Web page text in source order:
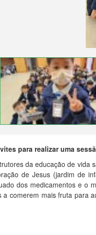
para realizar uma
da educação de vida
de Jesus (jardim de
dos medicamentos e
comerem mais fruta para